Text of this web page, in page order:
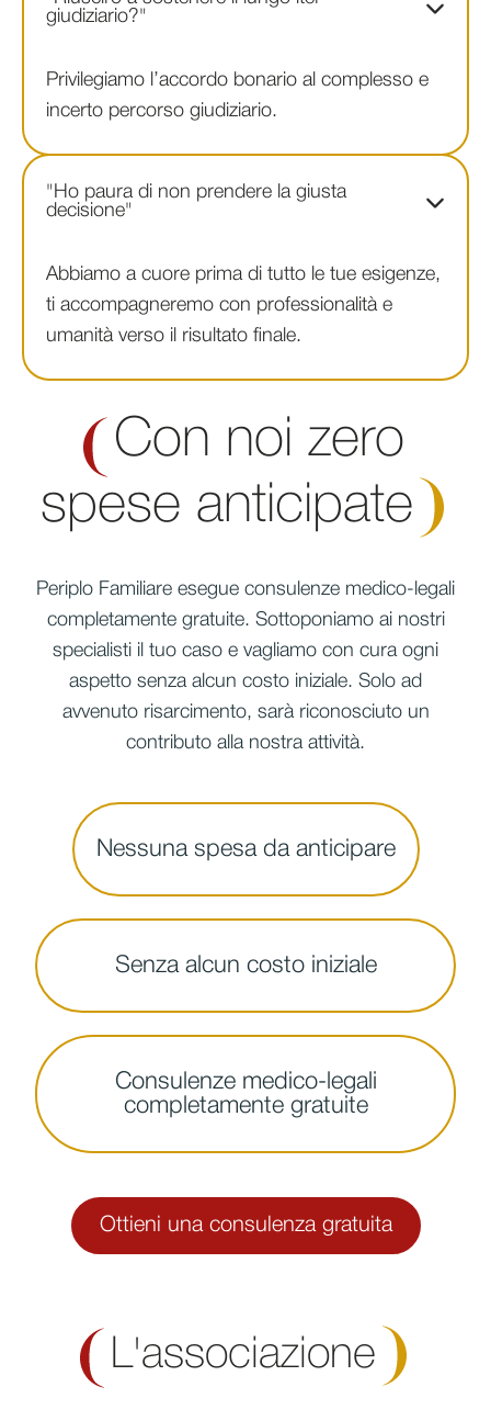
giudiziario?"
Privilegiamo l’accordo bonario al complesso e
incerto percorso giudiziario.
"Ho paura di non prendere la giusta
decisione"
Abbiamo a cuore prima di tutto le tue esigenze,
ti accompagneremo con professionalità e
umanità verso il risultato finale.
Con noi zero
spese anticipate
Periplo Familiare esegue consulenze medico-legali
completamente gratuite. Sottoponiamo ai nostri
specialisti il tuo caso e vagliamo con cura ogni
aspetto senza alcun costo iniziale. Solo ad
avvenuto risarcimento, sarà riconosciuto un
contributo alla nostra attività.
Nessuna spesa da anticipare
Senza alcun costo iniziale
Consulenze medico-legali
completamente gratuite
Ottieni una consulenza gratuita
L'associazione